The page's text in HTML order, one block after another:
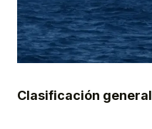
Clasificación general